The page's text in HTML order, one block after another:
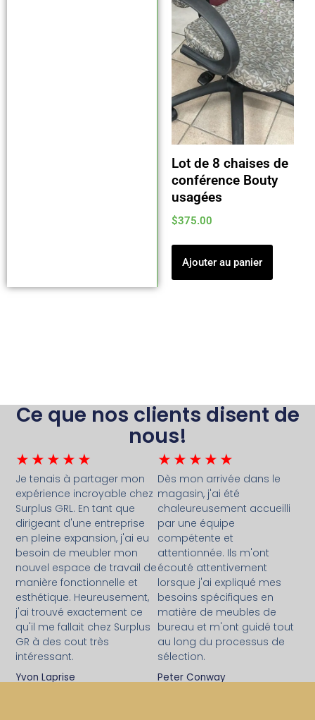
Lot de 8 chaises de
conférence Bouty
usagées
$375.00
Ajouter au panier
Ce que nos clients disent de
nous!
★ ★ ★ ★ ★
Je tenais à partager mon
expérience incroyable chez
Surplus GRL. En tant que
dirigeant d'une entreprise
en pleine expansion, j'ai eu
besoin de meubler mon
nouvel espace de travail de
manière fonctionnelle et
esthétique. Heureusement,
j'ai trouvé exactement ce
qu'il me fallait chez Surplus
GR à des cout très
intéressant.
Yvon Laprise
★ ★ ★ ★ ★
Dès mon arrivée dans le
magasin, j'ai été
chaleureusement accueilli
par une équipe
compétente et
attentionnée. Ils m'ont
écouté attentivement
lorsque j'ai expliqué mes
besoins spécifiques en
matière de meubles de
bureau et m'ont guidé tout
au long du processus de
sélection.
Peter Conway